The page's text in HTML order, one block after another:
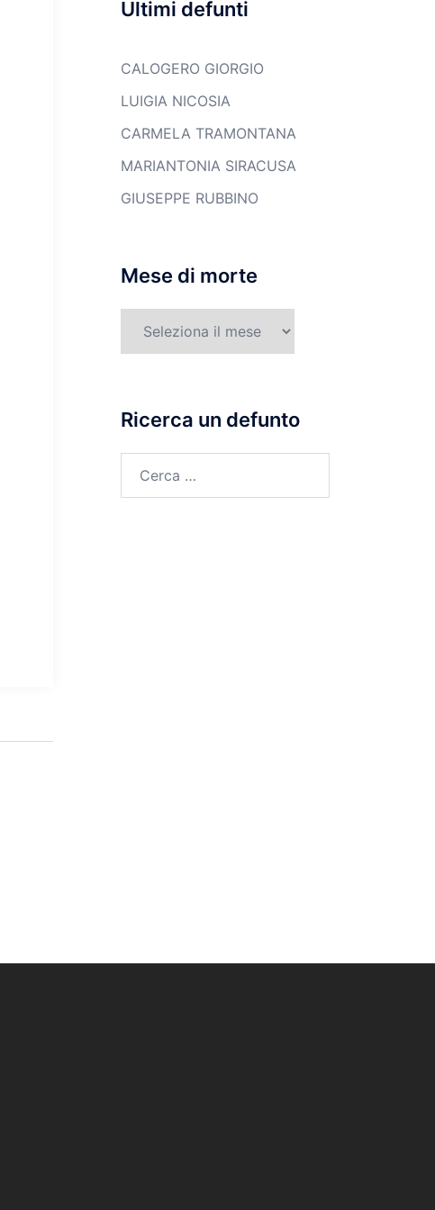
Ultimi defunti
CALOGERO GIORGIO
LUIGIA NICOSIA
CARMELA TRAMONTANA
MARIANTONIA SIRACUSA
GIUSEPPE RUBBINO
Mese di morte
Ricerca un defunto